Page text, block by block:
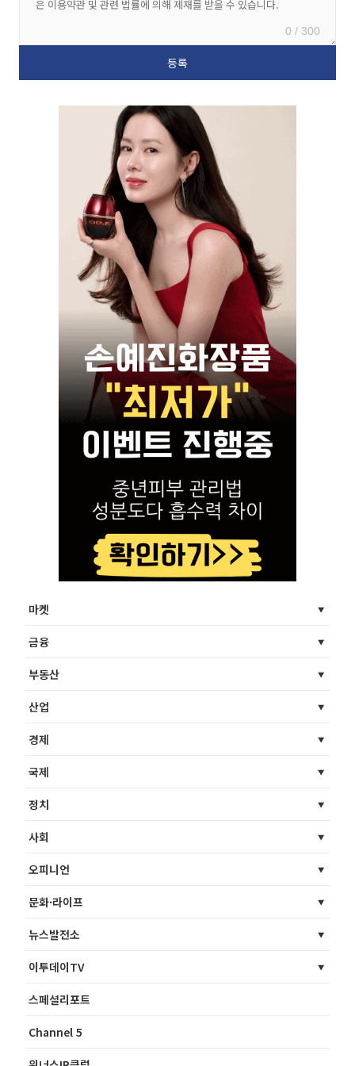
0 / 300
마켓
금융
부동산
산업
경제
국제
정치
사회
오피니언
문화·라이프
뉴스발전소
이투데이TV
스페셜리포트
Channel 5